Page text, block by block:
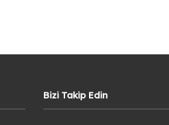
Bizi Takip Edin